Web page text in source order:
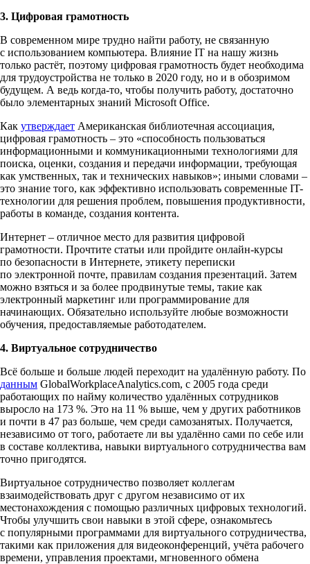
3. Цифровая грамотность
В современном мире трудно найти работу, не связанную
с использованием компьютера. Влияние IT на нашу жизнь
только растёт, поэтому цифровая грамотность будет необходима
для трудоустройства не только в 2020 году, но и в обозримом
будущем. А ведь когда-то, чтобы получить работу, достаточно
было элементарных знаний Microsoft Office.
Как утверждает Американская библиотечная ассоциация,
цифровая грамотность – это «способность пользоваться
информационными и коммуникационными технологиями для
поиска, оценки, создания и передачи информации, требующая
как умственных, так и технических навыков»; иными словами –
это знание того, как эффективно использовать современные IT-
технологии для решения проблем, повышения продуктивности,
работы в команде, создания контента.
Интернет – отличное место для развития цифровой
грамотности. Прочтите статьи или пройдите онлайн-курсы
по безопасности в Интернете, этикету переписки
по электронной почте, правилам создания презентаций. Затем
можно взяться и за более продвинутые темы, такие как
электронный маркетинг или программирование для
начинающих. Обязательно используйте любые возможности
обучения, предоставляемые работодателем.
4. Виртуальное сотрудничество
Всё больше и больше людей переходит на удалённую работу. По
данным GlobalWorkplaceAnalytics.com, с 2005 года среди
работающих по найму количество удалённых сотрудников
выросло на 173 %. Это на 11 % выше, чем у других работников
и почти в 47 раз больше, чем среди самозанятых. Получается,
независимо от того, работаете ли вы удалённо сами по себе или
в составе коллектива, навыки виртуального сотрудничества вам
точно пригодятся.
Виртуальное сотрудничество позволяет коллегам
взаимодействовать друг с другом независимо от их
местонахождения с помощью различных цифровых технологий.
Чтобы улучшить свои навыки в этой сфере, ознакомьтесь
с популярными программами для виртуального сотрудничества,
такими как приложения для видеоконференций, учёта рабочего
времени, управления проектами, мгновенного обмена